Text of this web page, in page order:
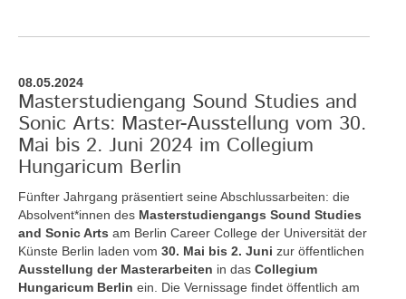
08.05.2024
Masterstudiengang Sound Studies and
Sonic Arts: Master-Ausstellung vom 30.
Mai bis 2. Juni 2024 im Collegium
Hungaricum Berlin
Fünfter Jahrgang präsentiert seine Abschlussarbeiten: die
Absolvent*innen des Masterstudiengangs Sound Studies
and Sonic Arts am Berlin Career College der Universität der
Künste Berlin laden vom 30. Mai bis 2. Juni zur öffentlichen
Ausstellung der Masterarbeiten in das Collegium
Hungaricum Berlin ein. Die Vernissage findet öffentlich am